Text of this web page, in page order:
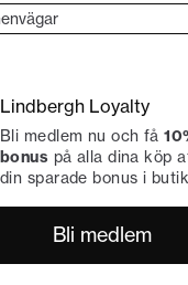
köp
Lindbergh-
Lindbergh Loyalty
Bli medlem nu och få
bonus på alla dina köp
din sparade bonus i
Bli medlem